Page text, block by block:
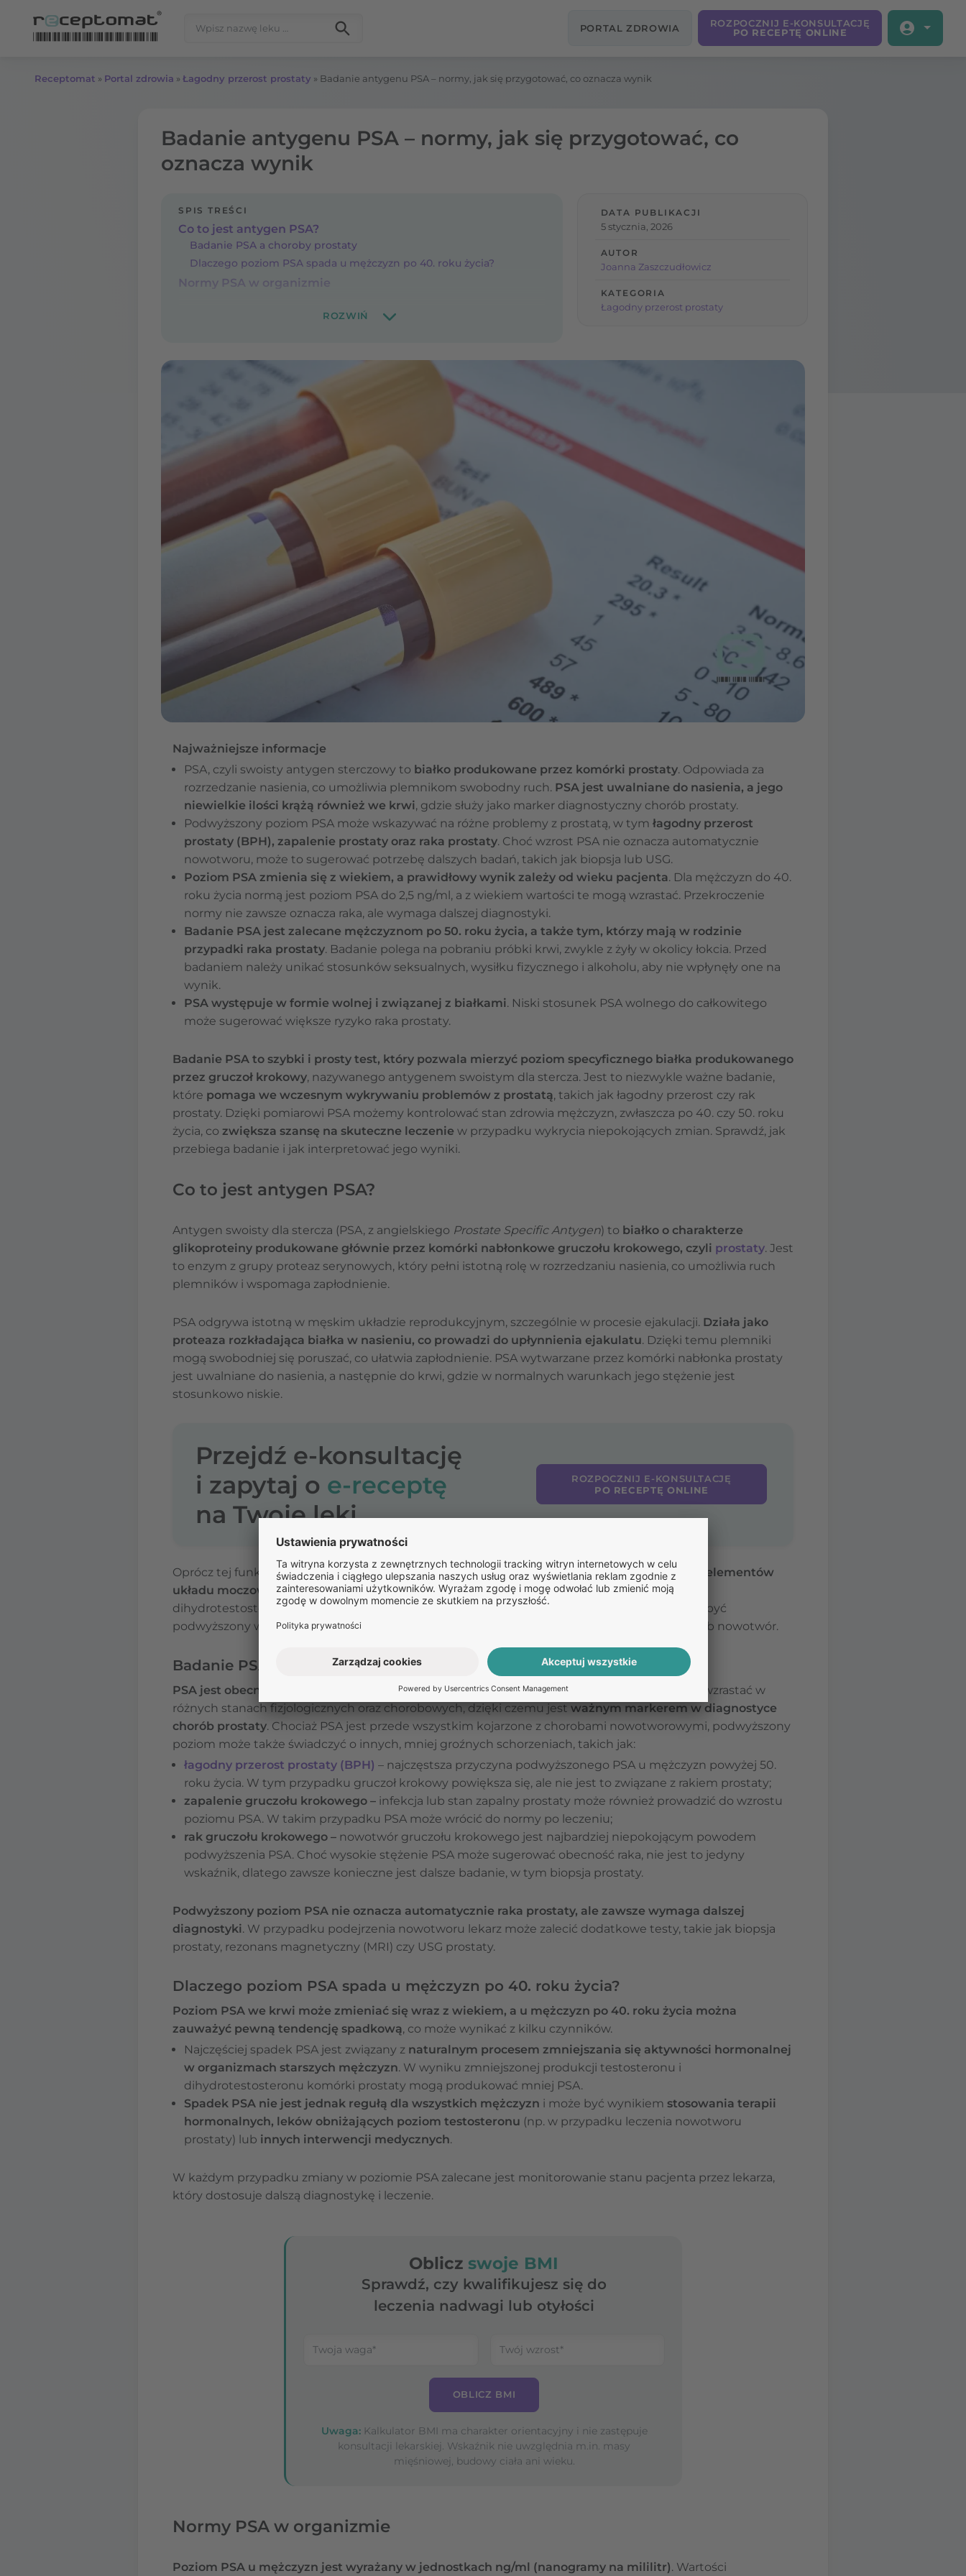
PORTAL ZDROWIA
ROZPOCZNIJ E-KONSULTACJĘ
PO RECEPTĘ ONLINE
Receptomat » Portal zdrowia » Łagodny przerost prostaty » Badanie antygenu PSA – normy, jak się przygotować, co oznacza wynik
Badanie antygenu PSA – normy, jak się przygotować, co
oznacza wynik
SPIS TREŚCI
Co to jest antygen PSA?
Badanie PSA a choroby prostaty
Dlaczego poziom PSA spada u mężczyzn po 40. roku życia?
Normy PSA w organizmie
DATA PUBLIKACJI
5 stycznia, 2026
AUTOR
Joanna Zaszczudłowicz
KATEGORIA
Łagodny przerost prostaty
Najważniejsze informacje
PSA, czyli swoisty antygen sterczowy to białko produkowane przez komórki prostaty. Odpowiada za
rozrzedzanie nasienia, co umożliwia plemnikom swobodny ruch. PSA jest uwalniane do nasienia, a jego
niewielkie ilości krążą również we krwi, gdzie służy jako marker diagnostyczny chorób prostaty.
Podwyższony poziom PSA może wskazywać na różne problemy z prostatą, w tym łagodny przerost
prostaty (BPH), zapalenie prostaty oraz raka prostaty. Choć wzrost PSA nie oznacza automatycznie
nowotworu, może to sugerować potrzebę dalszych badań, takich jak biopsja lub USG.
Poziom PSA zmienia się z wiekiem, a prawidłowy wynik zależy od wieku pacjenta. Dla mężczyzn do 40.
roku życia normą jest poziom PSA do 2,5 ng/ml, a z wiekiem wartości te mogą wzrastać. Przekroczenie
normy nie zawsze oznacza raka, ale wymaga dalszej diagnostyki.
Badanie PSA jest zalecane mężczyznom po 50. roku życia, a także tym, którzy mają w rodzinie
przypadki raka prostaty. Badanie polega na pobraniu próbki krwi, zwykle z żyły w okolicy łokcia. Przed
badaniem należy unikać stosunków seksualnych, wysiłku fizycznego i alkoholu, aby nie wpłynęły one na
wynik.
PSA występuje w formie wolnej i związanej z białkami. Niski stosunek PSA wolnego do całkowitego
może sugerować większe ryzyko raka prostaty.
Badanie PSA to szybki i prosty test, który pozwala mierzyć poziom specyficznego białka produkowanego
przez gruczoł krokowy, nazywanego antygenem swoistym dla stercza. Jest to niezwykle ważne badanie,
które pomaga we wczesnym wykrywaniu problemów z prostatą, takich jak łagodny przerost czy rak
prostaty. Dzięki pomiarowi PSA możemy kontrolować stan zdrowia mężczyzn, zwłaszcza po 40. czy 50. roku
życia, co zwiększa szansę na skuteczne leczenie w przypadku wykrycia niepokojących zmian. Sprawdź, jak
przebiega badanie i jak interpretować jego wyniki.
Co to jest antygen PSA?
Antygen swoisty dla stercza (PSA, z angielskiego Prostate Specific Antygen) to białko o charakterze
glikoproteiny produkowane głównie przez komórki nabłonkowe gruczołu krokowego, czyli prostaty. Jest
to enzym z grupy proteaz serynowych, który pełni istotną rolę w rozrzedzaniu nasienia, co umożliwia ruch
plemników i wspomaga zapłodnienie.
PSA odgrywa istotną w męskim układzie reprodukcyjnym, szczególnie w procesie ejakulacji. Działa jako
proteaza rozkładająca białka w nasieniu, co prowadzi do upłynnienia ejakulatu. Dzięki temu plemniki
mogą swobodniej się poruszać, co ułatwia zapłodnienie. PSA wytwarzane przez komórki nabłonka prostaty
jest uwalniane do nasienia, a następnie do krwi, gdzie w normalnych warunkach jego stężenie jest
stosunkowo niskie.
Przejdź e-konsultację
i zapytaj o e-receptę
na Twoje leki
ROZPOCZNIJ E-KONSULTACJĘ
PO RECEPTĘ ONLINE
Oprócz tej funkcji PSA jest równieżzaangażowane w utrzymanie zdrowia prostaty i innych elementów
układu moczowo-płciowego. Jego produkcja jest regulowana przez androgeny, szczególnie
dihydrotestosteron (DHT), który jest aktywną formą testosteronu. Poziom PSA we krwi może być
podwyższony w odpowiedzi na różne zmiany w obrębie prostaty, w tym przerost, zapalenie lub nowotwór.
Badanie PSA a choroby prostaty
PSA jest obecny w krwi każdego mężczyzny w niewielkich ilościach
, a jego stężenie może wzrastać w
różnych stanach fizjologicznych oraz chorobowych, dzięki czemu jest ważnym markerem w diagnostyce
chorób prostaty. Chociaż PSA jest przede wszystkim kojarzone z chorobami nowotworowymi, podwyższony
poziom może także świadczyć o innych, mniej groźnych schorzeniach, takich jak:
łagodny przerost prostaty (BPH) – najczęstsza przyczyna podwyższonego PSA u mężczyzn powyżej 50.
roku życia. W tym przypadku gruczoł krokowy powiększa się, ale nie jest to związane z rakiem prostaty;
zapalenie gruczołu krokowego – infekcja lub stan zapalny prostaty może również prowadzić do wzrostu
poziomu PSA. W takim przypadku PSA może wrócić do normy po leczeniu;
rak gruczołu krokowego – nowotwór gruczołu krokowego jest najbardziej niepokojącym powodem
podwyższenia PSA. Choć wysokie stężenie PSA może sugerować obecność raka, nie jest to jedyny
wskaźnik, dlatego zawsze konieczne jest dalsze badanie, w tym biopsja prostaty.
Podwyższony poziom PSA nie oznacza automatycznie raka prostaty, ale zawsze wymaga dalszej
diagnostyki. W przypadku podejrzenia nowotworu lekarz może zalecić dodatkowe testy, takie jak biopsja
prostaty, rezonans magnetyczny (MRI) czy USG prostaty.
Dlaczego poziom PSA spada u mężczyzn po 40. roku życia?
Poziom PSA we krwi może zmieniać się wraz z wiekiem, a u mężczyzn po 40. roku życia można
zauważyć pewną tendencję spadkową, co może wynikać z kilku czynników.
Najczęściej spadek PSA jest związany z naturalnym procesem zmniejszania się aktywności hormonalnej
w organizmach starszych mężczyzn. W wyniku zmniejszonej produkcji testosteronu i
dihydrotestosteronu komórki prostaty mogą produkować mniej PSA.
Spadek PSA nie jest jednak regułą dla wszystkich mężczyzn i może być wynikiem stosowania terapii
hormonalnych, leków obniżających poziom testosteronu (np. w przypadku leczenia nowotworu
prostaty) lub innych interwencji medycznych.
W każdym przypadku zmiany w poziomie PSA zalecane jest monitorowanie stanu pacjenta przez lekarza,
który dostosuje dalszą diagnostykę i leczenie.
Obliczswoje BMI
Sprawdź, czy kwalifikujesz się do
leczenia nadwagi lub otyłości
OBLICZ BMI
Uwaga:Kalkulator BMI ma charakter orientacyjny i nie zastępuje
konsultacji lekarskiej. Wskaźnik nie uwzględnia m.in. masy
mięśniowej, budowy ciała ani wieku.
Normy PSA w organizmie
Poziom PSA u mężczyzn jest wyrażany w jednostkach ng/ml (nanogramy na mililitr). Wartości